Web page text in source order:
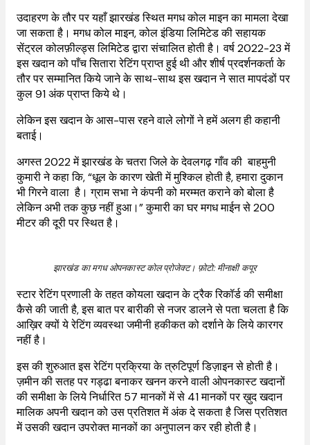
उदाहरण के तौर पर यहाँ झारखंड स्थित मगध कोल माइन का मामला देखा
जा सकता है। मगध कोल माइन, कोल इंडिया लिमिटेड की सहायक
सेंट्रल कोलफ़ील्ड्स लिमिटेड द्वारा संचालित होती है। वर्ष 2022-23 में
इस खदान को पाँच सितारा रेटिंग प्राप्त हुई थी और शीर्ष प्रदर्शनकर्ता के
तौर पर सम्मानित किये जाने के साथ-साथ इस खदान ने सात मापदंडों पर
कुल 91 अंक प्राप्त किये थे।
लेकिन इस खदान के आस-पास रहने वाले लोगों ने हमें अलग ही कहानी
बताई।
अगस्त 2022 में झारखंड के चतरा जिले के देवलगढ़ गाँव की बाहमुनी
कुमारी ने कहा कि, “धूल के कारण खेती में मुश्किल होती है, हमारा दुकान
भी गिरने वाला है। ग्राम सभा ने कंपनी को मरम्मत कराने को बोला है
लेकिन अभी तक कुछ नहीं हुआ।” कुमारी का घर मगध माईन से 200
मीटर की दूरी पर स्थित है।
झारखंड का मगध ओपनकास्ट कोल प्रोजेक्ट। फ़ोटो: मीनाक्षी कपूर
स्टार रेटिंग प्रणाली के तहत कोयला खदान के ट्रैक रिकॉर्ड की समीक्षा
कैसे की जाती है, इस बात पर बारीकी से नजर डालने से पता चलता है कि
आख़िर क्यों ये रेटिंग व्यवस्था जमीनी हकीकत को दर्शाने के लिये कारगर
नहीं है।
इस की शुरुआत इस रेटिंग प्रक्रिया के त्रुटिपूर्ण डिज़ाइन से होती है।
ज़मीन की सतह पर गड्ढा बनाकर खनन करने वाली ओपनकास्ट खदानों
की समीक्षा के लिये निर्धारित 57 मानकों में से 41 मानकों पर ख़ुद खदान
मालिक अपनी खदान को उस प्रतिशत में अंक दे सकता है जिस प्रतिशत
में उसकी खदान उपरोक्त मानकों का अनुपालन कर रही होती है।